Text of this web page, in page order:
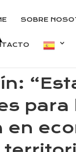
SOBRE
para
en